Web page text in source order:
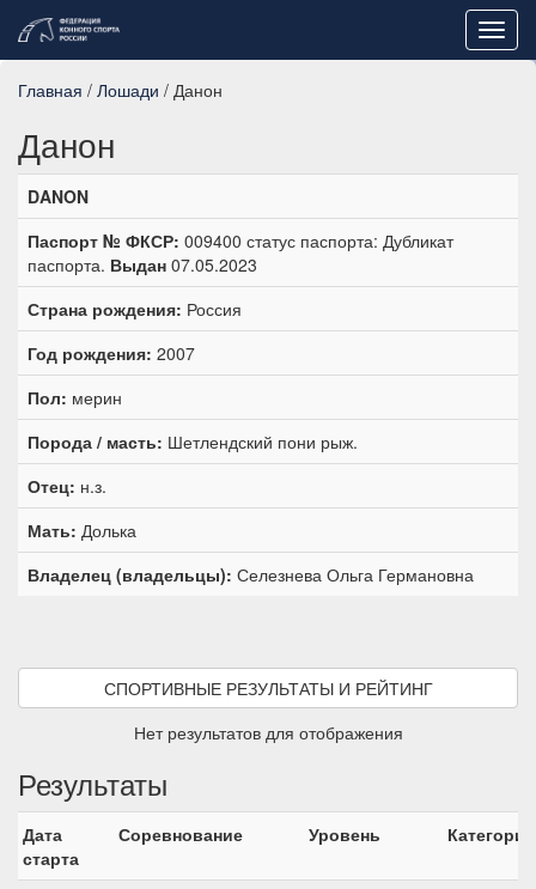
Главная / Лошади / Данон
Данон
DANON
Паспорт № ФКСР: 009400 статус паспорта: Дубликат
паспорта. Выдан 07.05.2023
Страна рождения: Россия
Год рождения: 2007
Пол: мерин
Порода / масть: Шетлендский пони рыж.
Отец: н.з.
Мать: Долька
Владелец (владельцы): Селезнева Ольга Германовна
СПОРТИВНЫЕ РЕЗУЛЬТАТЫ И РЕЙТИНГ
Нет результатов для отображения
Результаты
Дата
старта
Соревнование Уровень Категория